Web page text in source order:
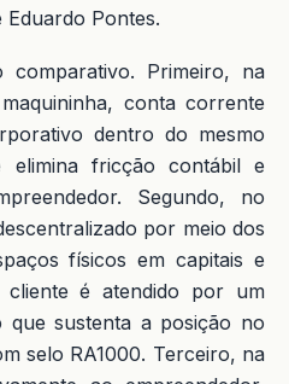
Pontes.
Primeiro, na
conta corrente
dentro do mesmo
elimina fricção contábil e
Segundo, no
por meio dos
físicos em capitais e
cliente é atendido por um
que sustenta a posição no
selo RA1000. Terceiro, na